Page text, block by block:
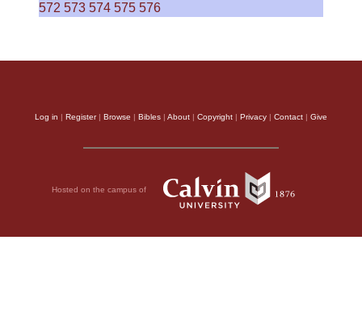
572 573 574 575 576
Log in | Register| Browse | Bibles | About | Copyright | Privacy | Contact | Give
Hosted on the campus of